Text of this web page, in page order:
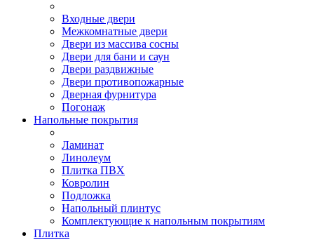
Входные двери
Межкомнатные двери
Двери из массива сосны
Двери для бани и саун
Двери раздвижные
Двери противопожарные
Дверная фурнитура
Погонаж
Напольные покрытия
Ламинат
Линолеум
Плитка ПВХ
Ковролин
Подложка
Напольный плинтус
Комплектующие к напольным покрытиям
Плитка